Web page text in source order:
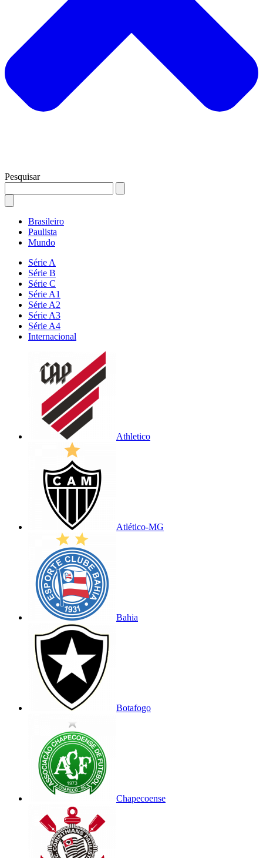
Pesquisar
Brasileiro
Paulista
Mundo
Série A
Série B
Série C
Série A1
Série A2
Série A3
Série A4
Internacional
Athletico
Atlético-MG
Bahia
Botafogo
Chapecoense